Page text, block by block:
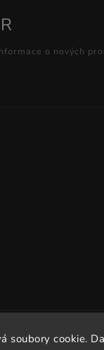
soubory cookie.
o nových